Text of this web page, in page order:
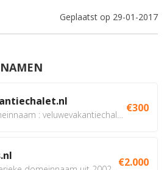
Geplaatst op 29-01-2017
€300
€2.000